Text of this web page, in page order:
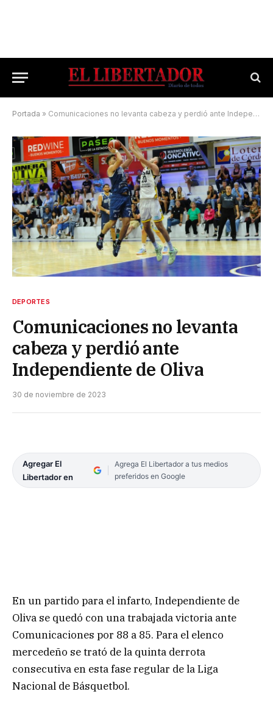
Portada » Comunicaciones no levanta cabeza y perdió ante Independiente de Oliva
DEPORTES
Comunicaciones no levanta
cabeza y perdió ante
Independiente de Oliva
30 de noviembre de 2023
Agregar El
Libertador en
Agrega El Libertador a tus medios
preferidos en Google
En un partido para el infarto, Independiente de
Oliva se quedó con una trabajada victoria ante
Comunicaciones por 88 a 85. Para el elenco
mercedeño se trató de la quinta derrota
consecutiva en esta fase regular de la Liga
Nacional de Básquetbol.